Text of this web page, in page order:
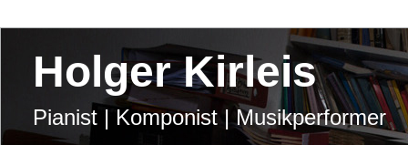
Holger Kirleis
Pianist | Komponist | Musikperformer